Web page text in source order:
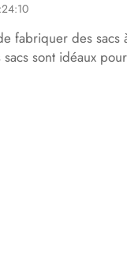
fabriquer des
sont idéaux
mais ils doivent
de vie. ...